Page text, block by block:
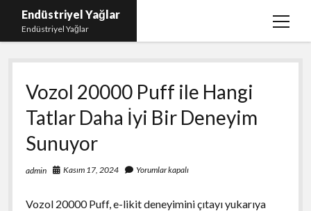
Endüstriyel Yağlar
Endüstriyel Yağlar
menüyü
Igtv Yorum Hilesi Ücretsiz
Instagram Gizli Hesap Görme Uygulamasız
Linkedin Beğeni Yükleme
Liste
Sayfa Listesi
Vozol 20000 Puff ile Hangi
Tatlar Daha İyi Bir Deneyim
Sunuyor
admin Kasım 17, 2024 Yorumlar kapalı
Vozol 20000 Puff, e-likit deneyimini çıtayı yukarıya